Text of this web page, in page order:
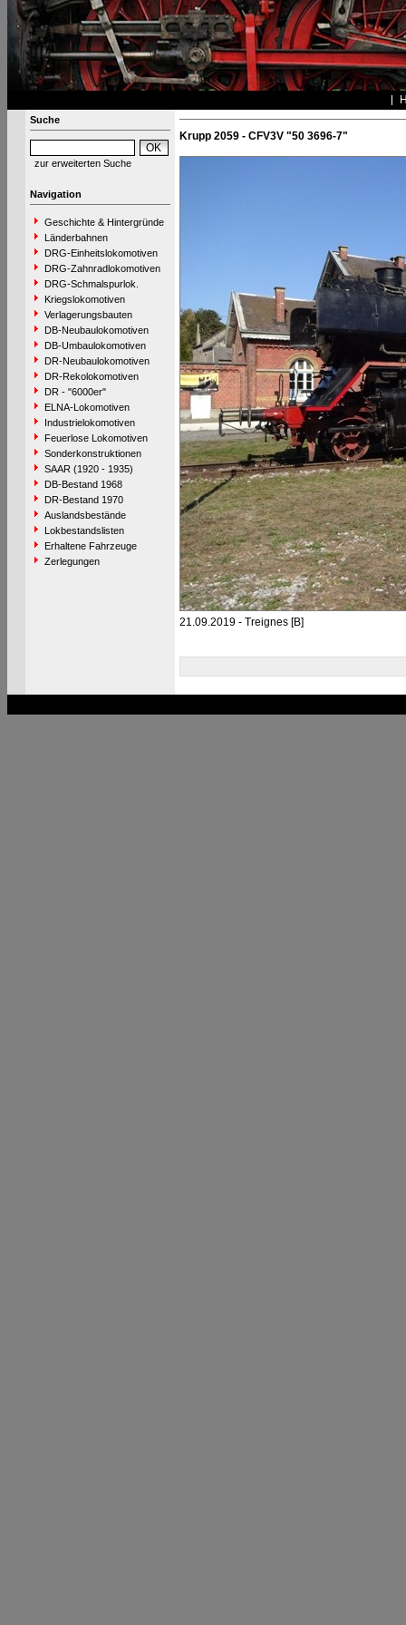
Suche
zur erweiterten Suche
Navigation
Geschichte & Hintergründe
Länderbahnen
DRG-Einheitslokomotiven
DRG-Zahnradlokomotiven
DRG-Schmalspurlok.
Kriegslokomotiven
Verlagerungsbauten
DB-Neubaulokomotiven
DB-Umbaulokomotiven
DR-Neubaulokomotiven
DR-Rekolokomotiven
DR - "6000er"
ELNA-Lokomotiven
Industrielokomotiven
Feuerlose Lokomotiven
Sonderkonstruktionen
SAAR (1920 - 1935)
DB-Bestand 1968
DR-Bestand 1970
Auslandsbestände
Lokbestandslisten
Erhaltene Fahrzeuge
Zerlegungen
Krupp 2059 - CFV3V "50 3696-7"
21.09.2019 - Treignes [B]